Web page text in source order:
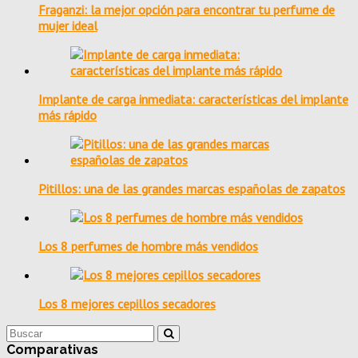
Fraganzi: la mejor opción para encontrar tu perfume de
mujer ideal
Implante de carga inmediata: características del implante
más rápido
Pitillos: una de las grandes marcas españolas de zapatos
Los 8 perfumes de hombre más vendidos
Los 8 mejores cepillos secadores
Comparativas